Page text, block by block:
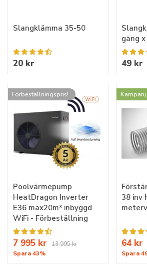
Slangklämma 35-50
20 kr
gäng
49 kr
Förbeställningspris!
Poolvärmepump
HeatDragon Inverter
E36 max20m³ inbyggd
WiFi - Förbeställning
7 995 kr
13 995 kr
Spara 43%
Kampanj
38 inv
64 kr
Spara